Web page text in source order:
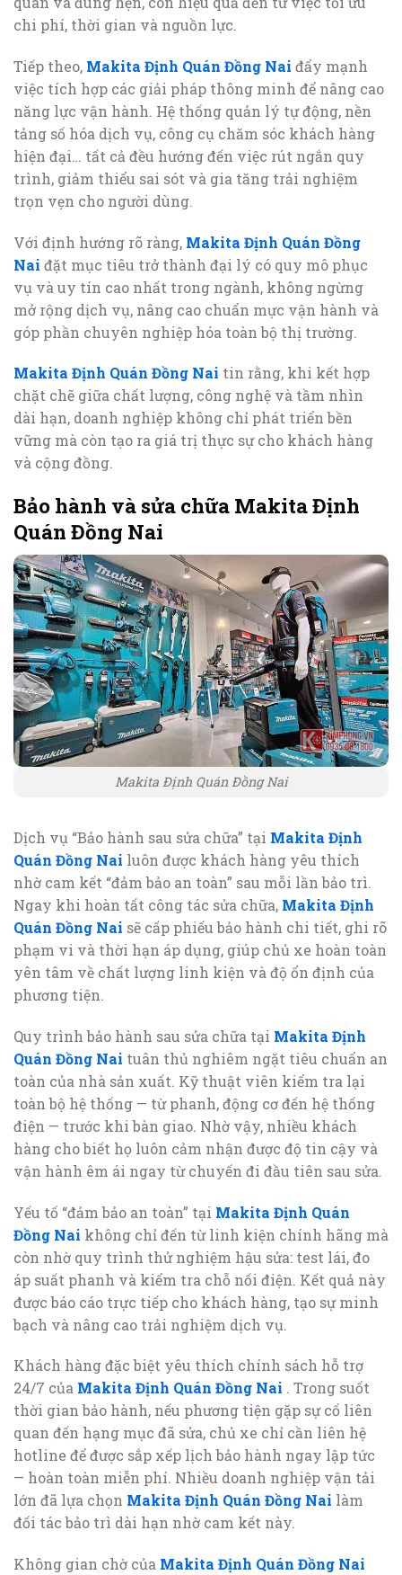
chi phí, thời gian và nguồn lực.
Tiếp theo, Makita Định Quán Đồng Nai đẩy mạnh
việc tích hợp các giải pháp thông minh để nâng cao
năng lực vận hành. Hệ thống quản lý tự động, nền
tảng số hóa dịch vụ, công cụ chăm sóc khách hàng
hiện đại… tất cả đều hướng đến việc rút ngắn quy
trình, giảm thiểu sai sót và gia tăng trải nghiệm
trọn vẹn cho người dùng.
Với định hướng rõ ràng, Makita Định Quán Đồng
Nai đặt mục tiêu trở thành đại lý có quy mô phục
vụ và uy tín cao nhất trong ngành, không ngừng
mở rộng dịch vụ, nâng cao chuẩn mực vận hành và
góp phần chuyên nghiệp hóa toàn bộ thị trường.
Makita Định Quán Đồng Nai tin rằng, khi kết hợp
chặt chẽ giữa chất lượng, công nghệ và tầm nhìn
dài hạn, doanh nghiệp không chỉ phát triển bền
vững mà còn tạo ra giá trị thực sự cho khách hàng
và cộng đồng.
Bảo hành và sửa chữa Makita Định
Quán Đồng Nai
Makita Định Quán Đồng Nai
Dịch vụ “Bảo hành sau sửa chữa” tại Makita Định
Quán Đồng Nai luôn được khách hàng yêu thích
nhờ cam kết “đảm bảo an toàn” sau mỗi lần bảo trì.
Ngay khi hoàn tất công tác sửa chữa, Makita Định
Quán Đồng Nai sẽ cấp phiếu bảo hành chi tiết, ghi rõ
phạm vi và thời hạn áp dụng, giúp chủ xe hoàn toàn
yên tâm về chất lượng linh kiện và độ ổn định của
phương tiện.
Quy trình bảo hành sau sửa chữa tại Makita Định
Quán Đồng Nai tuân thủ nghiêm ngặt tiêu chuẩn an
toàn của nhà sản xuất. Kỹ thuật viên kiểm tra lại
toàn bộ hệ thống — từ phanh, động cơ đến hệ thống
điện — trước khi bàn giao. Nhờ vậy, nhiều khách
hàng cho biết họ luôn cảm nhận được độ tin cậy và
vận hành êm ái ngay từ chuyến đi đầu tiên sau sửa.
Yếu tố “đảm bảo an toàn” tại Makita Định Quán
Đồng Nai không chỉ đến từ linh kiện chính hãng mà
còn nhờ quy trình thử nghiệm hậu sửa: test lái, đo
áp suất phanh và kiểm tra chỗ nối điện. Kết quả này
được báo cáo trực tiếp cho khách hàng, tạo sự minh
bạch và nâng cao trải nghiệm dịch vụ.
Khách hàng đặc biệt yêu thích chính sách hỗ trợ
24/7 của Makita Định Quán Đồng Nai . Trong suốt
thời gian bảo hành, nếu phương tiện gặp sự cố liên
quan đến hạng mục đã sửa, chủ xe chỉ cần liên hệ
hotline để được sắp xếp lịch bảo hành ngay lập tức
— hoàn toàn miễn phí. Nhiều doanh nghiệp vận tải
lớn đã lựa chọn Makita Định Quán Đồng Nai làm
đối tác bảo trì dài hạn nhờ cam kết này.
Không gian chờ của Makita Định Quán Đồng Nai